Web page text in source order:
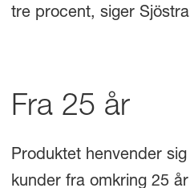
tre procent, siger
Fra 25 år
Produktet henvender
kunder fra omkring 25